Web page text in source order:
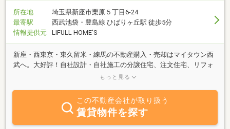
所在地
埼玉県新座市栗原５丁目6-24
最寄駅
西武池袋・豊島線 ひばりヶ丘駅 徒歩5分
情報提供元
LIFULL HOME'S
新座・西東京・東久留米・練馬の不動産購入・売却はマイタウン西
武へ。大好評！自社設計・自社施工の分譲住宅、注文住宅、リフォ
ーム、売却や下取りもお任せ下さい。売却査定時に簡易建物診断を
もっと見る
この不動産会社が取り扱う
賃貸物件を探す